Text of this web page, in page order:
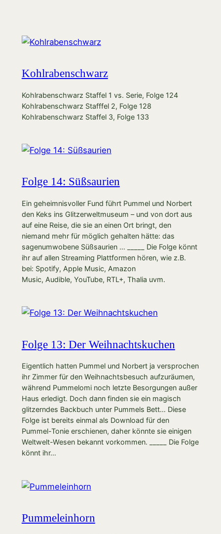
Kohlrabenschwarz
Kohlrabenschwarz Staffel 1 vs. Serie, Folge 124
Kohlrabenschwarz Stafffel 2, Folge 128
Kohlrabenschwarz Staffel 3, Folge 133
Folge 14: Süßsaurien
Ein geheimnisvoller Fund führt Pummel und Norbert
den Keks ins Glitzerweltmuseum – und von dort aus
auf eine Reise, die sie an einen Ort bringt, den
niemand mehr für möglich gehalten hätte: das
sagenumwobene Süßsaurien … _____ Die Folge könnt
ihr auf allen Streaming Plattformen hören, wie z.B.
bei: Spotify, Apple Music, Amazon
Music, Audible, YouTube, RTL+, Thalia uvm.
Folge 13: Der Weihnachtskuchen
Eigentlich hatten Pummel und Norbert ja versprochen
ihr Zimmer für den Weihnachtsbesuch aufzuräumen,
während Pummelomi noch letzte Besorgungen außer
Haus erledigt. Doch dann finden sie ein magisch
glitzerndes Backbuch unter Pummels Bett… Diese
Folge ist bereits einmal als Download für den
Pummel-Tonie erschienen, daher könnte sie einigen
Weltwelt-Wesen bekannt vorkommen. _____ Die Folge
könnt ihr…
Pummeleinhorn